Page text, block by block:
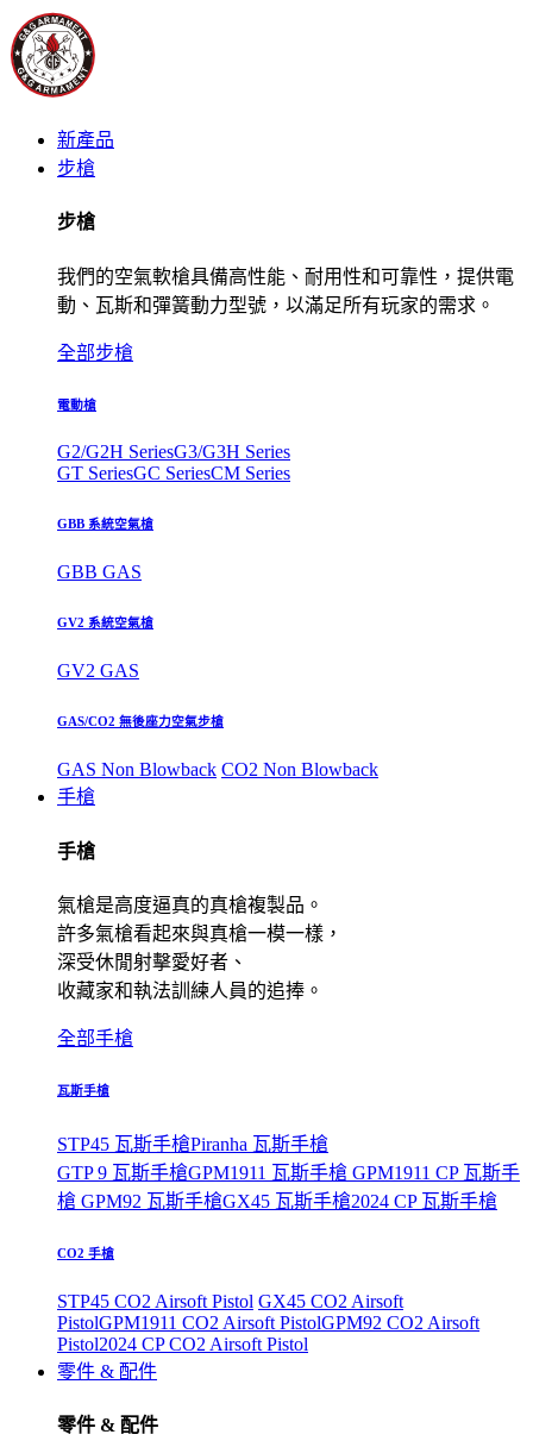
新產品
步槍
步槍
我們的空氣軟槍具備高性能、耐用性和可靠性，提供電
動、瓦斯和彈簧動力型號，以滿足所有玩家的需求。
全部步槍
電動槍
G2/G2H SeriesG3/G3H Series
GT SeriesGC SeriesCM Series
GBB 系統空氣槍
GBB GAS
GV2 系統空氣槍
GV2 GAS
GAS/CO2 無後座力空氣步槍
GAS Non Blowback CO2 Non Blowback
手槍
手槍
氣槍是高度逼真的真槍複製品。
許多氣槍看起來與真槍一模一樣，
深受休閒射擊愛好者、
收藏家和執法訓練人員的追捧。
全部手槍
瓦斯手槍
STP45 瓦斯手槍Piranha 瓦斯手槍
GTP 9 瓦斯手槍GPM1911 瓦斯手槍 GPM1911 CP 瓦斯手
槍 GPM92 瓦斯手槍GX45 瓦斯手槍2024 CP 瓦斯手槍
CO2 手槍
STP45 CO2 Airsoft Pistol GX45 CO2 Airsoft
PistolGPM1911 CO2 Airsoft PistolGPM92 CO2 Airsoft
Pistol2024 CP CO2 Airsoft Pistol
零件 & 配件
零件 & 配件